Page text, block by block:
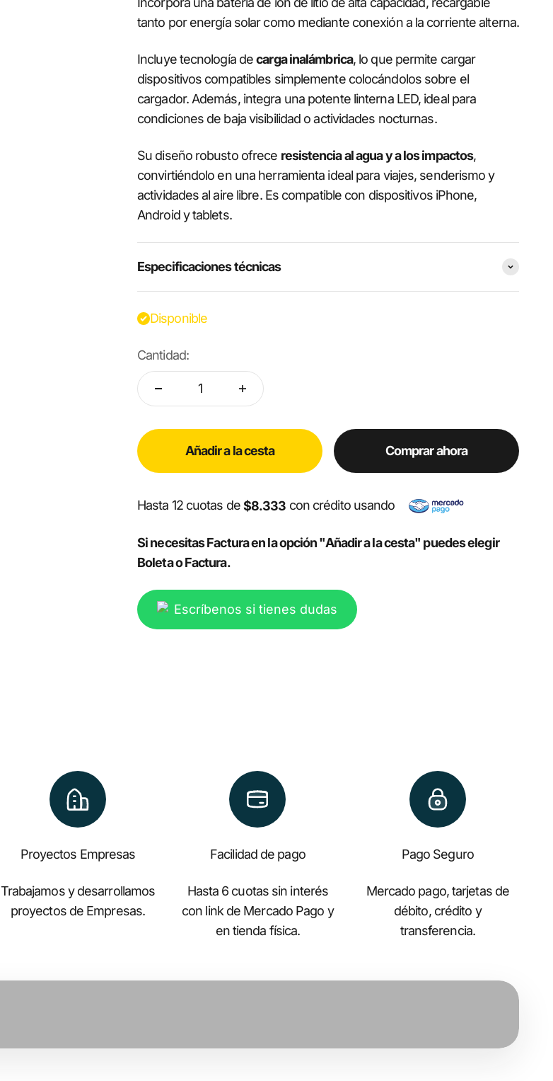
tanto por energía solar como mediante conexión a la corriente alterna.
Incluye tecnología decarga inalámbrica, lo que permite cargar
dispositivos compatibles simplemente colocándolos sobre el
cargador. Además, integra una potente linterna LED, ideal para
condiciones de baja visibilidad o actividades nocturnas.
Su diseño robusto ofrece resistencia al agua y a los impactos,
convirtiéndolo en una herramienta ideal para viajes, senderismo y
actividades al aire libre. Es compatible con dispositivos iPhone,
Android y tablets.
Especificaciones técnicas
Disponible
Cantidad:
Añadir a la cesta Comprar ahora
Hasta 12 cuotas de$8.333 con crédito usando
Si necesitas Factura en la opción "Añadir a la cesta" puedes elegir
Boleta o Factura.
Escríbenos si tienes dudas
Proyectos Empresas
Trabajamos y desarrollamos
proyectos de Empresas.
Facilidad de pago
Hasta 6 cuotas sin interés
con link de Mercado Pago y
en tienda física.
Pago Seguro
Mercado pago, tarjetas de
débito, crédito y
transferencia.